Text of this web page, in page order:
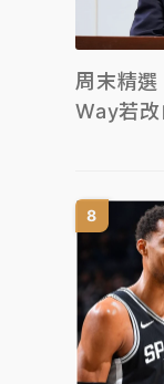
周末精
Way若